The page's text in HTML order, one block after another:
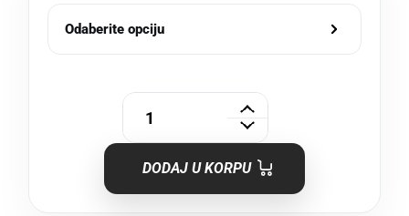
Odaberite opciju
DODAJ U KORPU